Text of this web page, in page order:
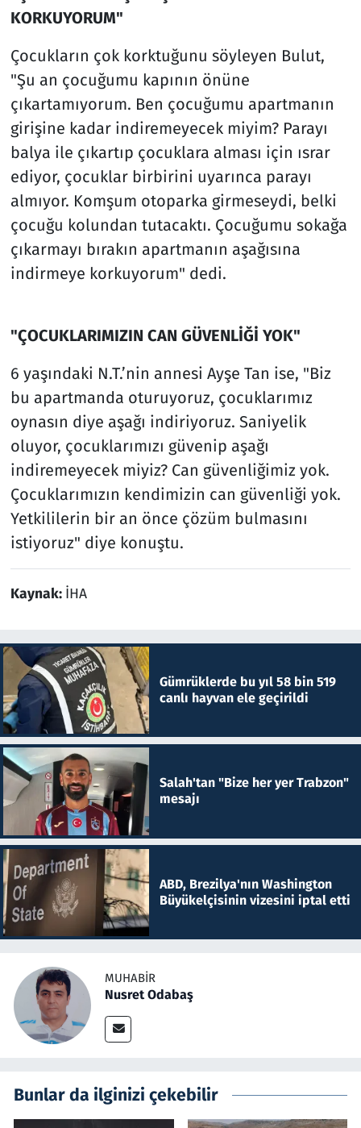
KORKUYORUM"
Çocukların çok korktuğunu söyleyen Bulut,
"Şu an çocuğumu kapının önüne
çıkartamıyorum. Ben çocuğumu apartmanın
girişine kadar indiremeyecek miyim? Parayı
balya ile çıkartıp çocuklara alması için ısrar
ediyor, çocuklar birbirini uyarınca parayı
almıyor. Komşum otoparka girmeseydi, belki
çocuğu kolundan tutacaktı. Çocuğumu sokağa
çıkarmayı bırakın apartmanın aşağısına
indirmeye korkuyorum" dedi.
"ÇOCUKLARIMIZIN CAN GÜVENLİĞİ YOK"
6 yaşındaki N.T.’nin annesi Ayşe Tan ise, "Biz
bu apartmanda oturuyoruz, çocuklarımız
oynasın diye aşağı indiriyoruz. Saniyelik
oluyor, çocuklarımızı güvenip aşağı
indiremeyecek miyiz? Can güvenliğimiz yok.
Çocuklarımızın kendimizin can güvenliği yok.
Yetkililerin bir an önce çözüm bulmasını
istiyoruz" diye konuştu.
Kaynak: İHA
Gümrüklerde bu yıl 58 bin 519
canlı hayvan ele geçirildi
Salah'tan "Bize her yer Trabzon"
mesajı
ABD, Brezilya'nın Washington
Büyükelçisinin vizesini iptal etti
MUHABIR
Nusret Odabaş
Bunlar da ilginizi çekebilir